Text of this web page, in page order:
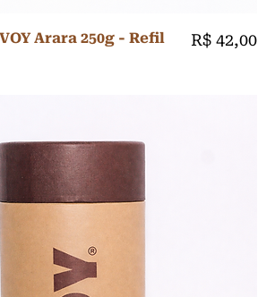
Arara 250g - Refil Preço
R$ 42,00